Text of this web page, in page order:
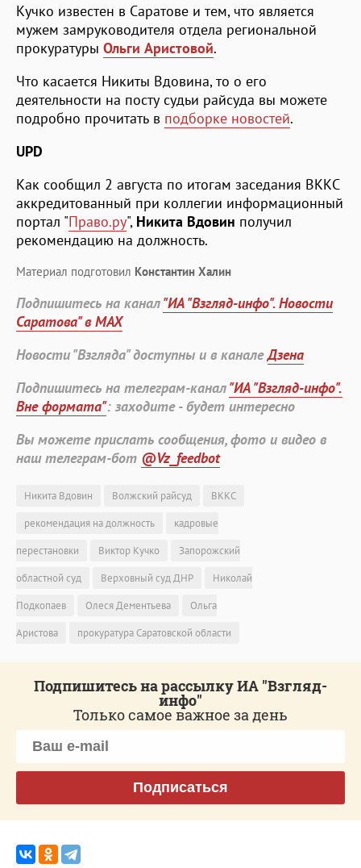
Кучко известен в Саратове и тем, что является
мужем замруководителя отдела региональной
прокуратуры Ольги Аристовой.
Что касается Никиты Вдовина, то о его
деятельности на посту судьи райсуда вы можете
подробно прочитать в подборке новостей.
UPD
Как сообщил 2 августа по итогам заседания ВККС
аккредитованный при коллегии информационный
портал "Право.ру", Никита Вдовин получил
рекомендацию на должность.
Материал подготовил Константин Халин
Подпишитесь на канал"ИА "Взгляд-инфо". Новости
Саратова" в MAX
Новости "Взгляда" доступны и в каналеДзена
Подпишитесь на телеграм-канал"ИА "Взгляд-инфо".
Вне формата": заходите - будет интересно
Вы можете прислать сообщения, фото и видео в
наш телеграм-бот @Vz_feedbot
Никита Вдовин Волжский райсуд
ВККС
рекомендация на должность
кадровые
перестановки
Виктор Кучко
Запорожский
областной суд
Верховный суд ДНР
Николай
Подкопаев
Олеся Дементьева
Ольга
Аристова
прокуратура Саратовской области
Подпишитесь на рассылку ИА "Взгляд-
инфо"
Только самое важное за день
Подписаться